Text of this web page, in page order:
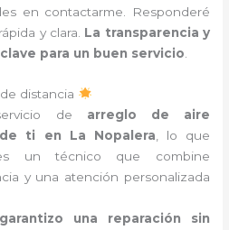
en contactarme. Responderé
y clara. La transparencia y
para un buen servicio
distancia
de arreglo de aire
ti en La Nopalera , lo que
un técnico que combine
y una atención personalizada
una reparación sin